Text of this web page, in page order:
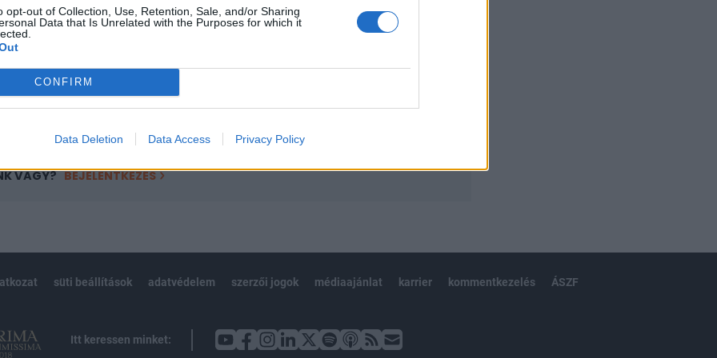
opt-out of Collection, Use, Retention, Sale, and/or Sharing
Data that Is Unrelated with the Purposes for which it
CONFIRM
Data Deletion Data Access Privacy Policy
tartalmazza:
cikkarchívum
elmúlt 2 év napon belüli
VAGY? BEJELENTKEZÉS
süti beállítások adatvédelem szerzői jogok médiaajánlat karrier kommentkezelés ÁSZF
Itt keressen minket: